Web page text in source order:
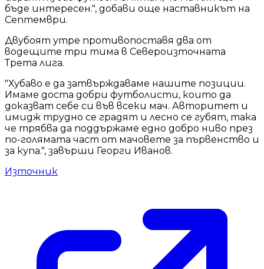
бъде интересен.", добави още наставникът на
Септември.
Двубоят утре противопоставя два от
водещите три тима в Североизточната
Трета лига.
"Хубаво е да затвърждаваме нашите позиции.
Имаме доста добри футболисти, които да
доказват себе си във всеки мач. Авторитет и
имидж трудно се градят и лесно се губят, така
че трябва да поддържаме едно добро ниво през
по-голямата част от мачовете за първенство и
за купа.", завърши Георги Иванов.
Източник